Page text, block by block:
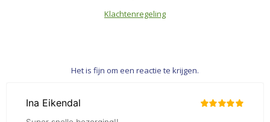
Klachtenregeling
Het is fijn om een reactie te krijgen.